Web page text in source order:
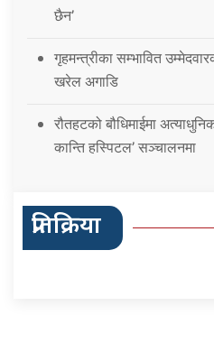
छैन’
गृहमन्त्रीका सम्भावित
खरेल अगाडि
रौतहटको बौधिमाईमा
कान्ति हस्पिटल’ सञ्चालनमा
प्रतिक्रिया